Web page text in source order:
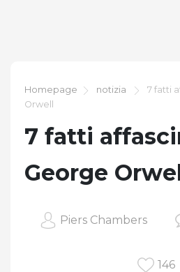
Homepage notizia
7 fatti
Orwell
7 fatti
George
Piers Chambers
146